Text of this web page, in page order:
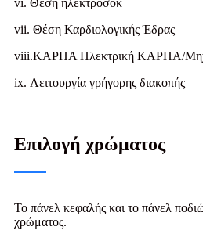
vi. Θέση ηλεκτροσόκ
vii. Θέση Καρδιολογικής Έδρας
viii.ΚΑΡΠΑ Ηλεκτρική ΚΑΡΠΑ/
ix. Λειτουργία γρήγορης διακοπής
Επιλογή χρώματος
Το πάνελ κεφαλής και το πάνελ
χρώματος.